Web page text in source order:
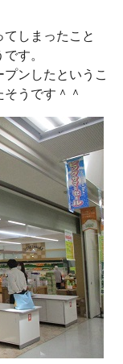
しまったこと
す。
ンしたというこ
うです＾＾